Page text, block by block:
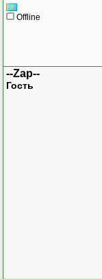
Offline
--Zap--
Гость